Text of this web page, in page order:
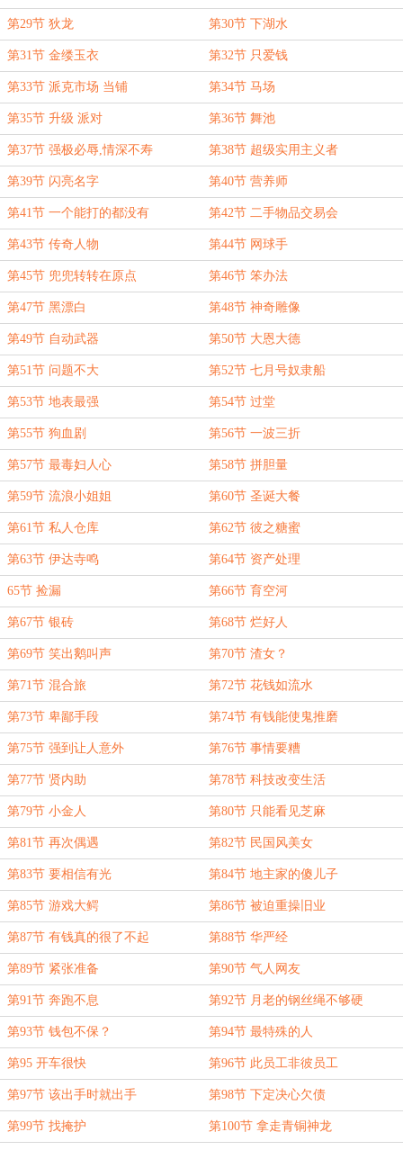
第29节 狄龙 第30节 下湖水
第31节 金缕玉衣 第32节 只爱钱
第33节 派克市场 当铺 第34节 马场
第35节 升级 派对 第36节 舞池
第37节 强极必辱,情深不寿 第38节 超级实用主义者
第39节 闪亮名字 第40节 营养师
第41节 一个能打的都没有 第42节 二手物品交易会
第43节 传奇人物 第44节 网球手
第45节 兜兜转转在原点 第46节 笨办法
第47节 黑漂白 第48节 神奇雕像
第49节 自动武器 第50节 大恩大德
第51节 问题不大 第52节 七月号奴隶船
第53节 地表最强 第54节 过堂
第55节 狗血剧 第56节 一波三折
第57节 最毒妇人心 第58节 拼胆量
第59节 流浪小姐姐 第60节 圣诞大餐
第61节 私人仓库 第62节 彼之糖蜜
第63节 伊达寺鸣 第64节 资产处理
65节 捡漏 第66节 育空河
第67节 银砖 第68节 烂好人
第69节 笑出鹅叫声 第70节 渣女？
第71节 混合旅 第72节 花钱如流水
第73节 卑鄙手段 第74节 有钱能使鬼推磨
第75节 强到让人意外 第76节 事情要糟
第77节 贤内助 第78节 科技改变生活
第79节 小金人 第80节 只能看见芝麻
第81节 再次偶遇 第82节 民国风美女
第83节 要相信有光 第84节 地主家的傻儿子
第85节 游戏大鳄 第86节 被迫重操旧业
第87节 有钱真的很了不起 第88节 华严经
第89节 紧张准备 第90节 气人网友
第91节 奔跑不息 第92节 月老的钢丝绳不够硬
第93节 钱包不保？ 第94节 最特殊的人
第95 开车很快 第96节 此员工非彼员工
第97节 该出手时就出手 第98节 下定决心欠债
第99节 找掩护 第100节 拿走青铜神龙